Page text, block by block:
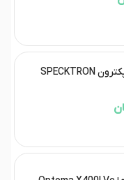
ویدئو پروژکتور اسپکترون SPECKTRON